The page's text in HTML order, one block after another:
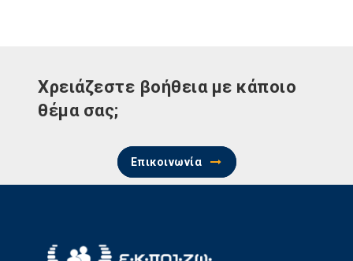
Χρειάζεστε βοήθεια με κάποιο
θέμα σας;
Επικοινωνία